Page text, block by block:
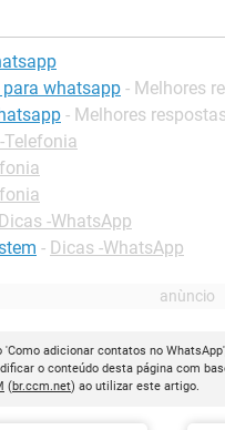
whatsapp - Melhores
- Melhores respostas
Telefonia
Dicas -WhatsApp
- Dicas -WhatsApp
'Como adicionar contatos no
o conteúdo desta página com
(br.ccm.net) ao utilizar este artigo.